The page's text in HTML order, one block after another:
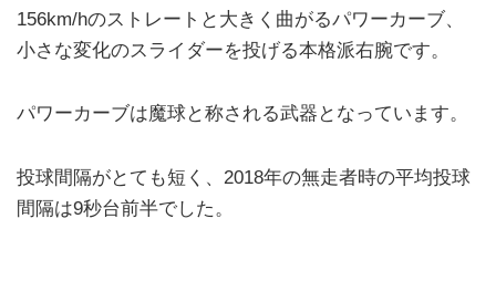
156km/hのストレートと大きく曲がるパワーカーブ、
小さな変化のスライダーを投げる本格派右腕です。
パワーカーブは魔球と称される武器となっています。
投球間隔がとても短く、2018年の無走者時の平均投球
間隔は9秒台前半でした。